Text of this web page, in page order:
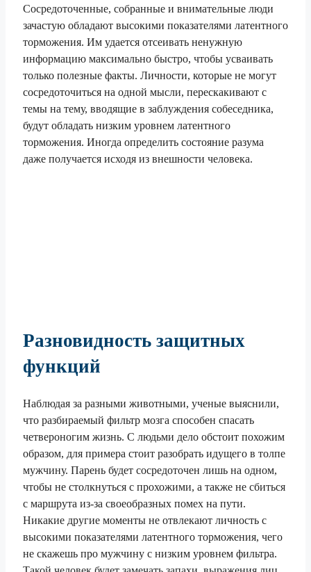
Сосредоточенные, собранные и внимательные люди
зачастую обладают высокими показателями латентного
торможения. Им удается отсеивать ненужную
информацию максимально быстро, чтобы усваивать
только полезные факты. Личности, которые не могут
сосредоточиться на одной мысли, перескакивают с
темы на тему, вводящие в заблуждения собеседника,
будут обладать низким уровнем латентного
торможения. Иногда определить состояние разума
даже получается исходя из внешности человека.
Разновидность защитных
функций
Наблюдая за разными животными, ученые выяснили,
что разбираемый фильтр мозга способен спасать
четвероногим жизнь. С людьми дело обстоит похожим
образом, для примера стоит разобрать идущего в толпе
мужчину. Парень будет сосредоточен лишь на одном,
чтобы не столкнуться с прохожими, а также не сбиться
с маршрута из-за своеобразных помех на пути.
Никакие другие моменты не отвлекают личность с
высокими показателями латентного торможения, чего
не скажешь про мужчину с низким уровнем фильтра.